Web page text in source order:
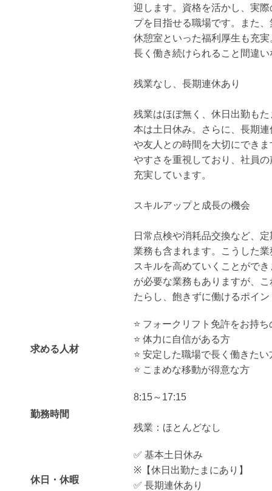
迎します。資格を活かし、実
プを目指せる職場です。また
休憩室といった福利厚生も充
長く働き続けられること間違
残業なし、長期連休あり
残業はほぼ無く、休日出勤も
本は土日休み。さらに、長期
や友人との時間を大切にでき
やすさを重視しており、社員
充実しています。
スキルアップと成長の機会
日常点検や消耗品交換など、
業務も含まれます。こうした
スキルを高めていくことがで
が必要な業務もありますが、
たらし、飽きずに働けるポイ
求める人材
⭐️ フォークリフト免許をお持ち
⭐️ 体力に自信がある方
⭐️ 安定した職場で長く働きたい
⭐️ こまめな移動が得意な方
勤務時間
8:15～17:15
残業：ほとんどなし
休日・休暇
✅ 基本土日休み
※【休日出勤たまにあり】
✅ 長期連休あり